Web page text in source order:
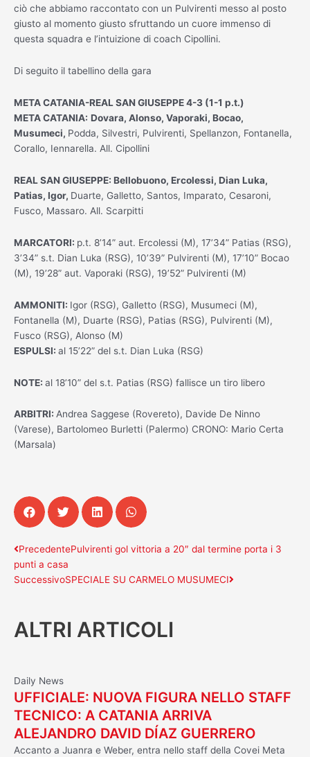
ciò che abbiamo raccontato con un Pulvirenti messo al posto
giusto al momento giusto sfruttando un cuore immenso di
questa squadra e l’intuizione di coach Cipollini.
Di seguito il tabellino della gara
META CATANIA-REAL SAN GIUSEPPE 4-3 (1-1 p.t.)
META CATANIA: Dovara, Alonso, Vaporaki, Bocao,
Musumeci, Podda, Silvestri, Pulvirenti, Spellanzon, Fontanella,
Corallo, Iennarella. All. Cipollini
REAL SAN GIUSEPPE: Bellobuono, Ercolessi, Dian Luka,
Patias, Igor, Duarte, Galletto, Santos, Imparato, Cesaroni,
Fusco, Massaro. All. Scarpitti
MARCATORI: p.t. 8’14” aut. Ercolessi (M), 17’34” Patias (RSG),
3’34” s.t. Dian Luka (RSG), 10’39” Pulvirenti (M), 17’10” Bocao
(M), 19’28” aut. Vaporaki (RSG), 19’52” Pulvirenti (M)
AMMONITI: Igor (RSG), Galletto (RSG), Musumeci (M),
Fontanella (M), Duarte (RSG), Patias (RSG), Pulvirenti (M),
Fusco (RSG), Alonso (M)
ESPULSI: al 15’22” del s.t. Dian Luka (RSG)
NOTE: al 18’10” del s.t. Patias (RSG) fallisce un tiro libero
ARBITRI: Andrea Saggese (Rovereto), Davide De Ninno
(Varese), Bartolomeo Burletti (Palermo) CRONO: Mario Certa
(Marsala)
Precedente
PrecedentePulvirenti gol vittoria a 20″ dal termine porta i 3
punti a casa
SuccessivoSPECIALE SU CARMELO MUSUMECI
Successivo
ALTRI ARTICOLI
Daily News
UFFICIALE: NUOVA FIGURA NELLO STAFF
TECNICO: A CATANIA ARRIVA
ALEJANDRO DAVID DÍAZ GUERRERO
Accanto a Juanra e Weber, entra nello staff della Covei Meta